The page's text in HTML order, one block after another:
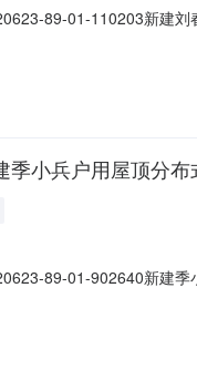
89-01-110203新建
小兵户用屋顶分
89-01-902640新建